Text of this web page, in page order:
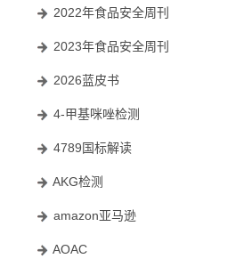
2022年食品安全周刊
2023年食品安全周刊
2026蓝皮书
4-甲基咪唑检测
4789国标解读
AKG检测
amazon亚马逊
AOAC